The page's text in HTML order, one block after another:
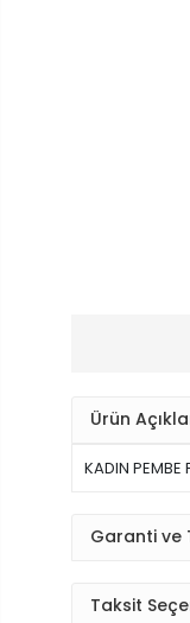
Ürün
KADIN PEMBE
Garanti ve
Taksit